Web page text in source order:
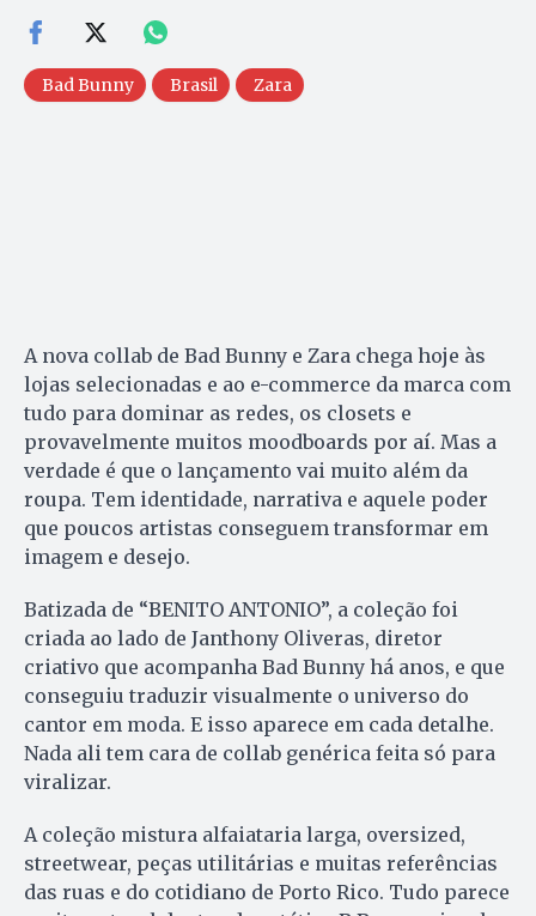
Bad Bunny Brasil Zara
A nova collab de Bad Bunny e Zara chega hoje às
lojas selecionadas e ao e-commerce da marca com
tudo para dominar as redes, os closets e
provavelmente muitos moodboards por aí. Mas a
verdade é que o lançamento vai muito além da
roupa. Tem identidade, narrativa e aquele poder
que poucos artistas conseguem transformar em
imagem e desejo.
Batizada de “BENITO ANTONIO”, a coleção foi
criada ao lado de Janthony Oliveras, diretor
criativo que acompanha Bad Bunny há anos, e que
conseguiu traduzir visualmente o universo do
cantor em moda. E isso aparece em cada detalhe.
Nada ali tem cara de collab genérica feita só para
viralizar.
A coleção mistura alfaiataria larga, oversized,
streetwear, peças utilitárias e muitas referências
das ruas e do cotidiano de Porto Rico. Tudo parece